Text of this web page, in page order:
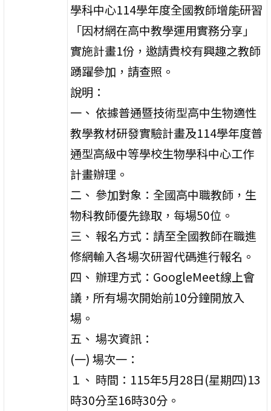
學科中心114學年度全國教師增能研習
「因材網在高中教學運用實務分享」
實施計畫1份，邀請貴校有興趣之教師
踴躍參加，請查照。
說明：
一、 依據普通暨技術型高中生物適性
教學教材研發實驗計畫及114學年度普
通型高級中等學校生物學科中心工作
計畫辦理。
二、 參加對象：全國高中職教師，生
物科教師優先錄取，每場50位。
三、 報名方式：請至全國教師在職進
修網輸入各場次研習代碼進行報名。
四、 辦理方式：GoogleMeet線上會
議，所有場次開始前10分鐘開放入
場。
五、 場次資訊：
(一) 場次一：
１、 時間：115年5月28日(星期四)13
時30分至16時30分。